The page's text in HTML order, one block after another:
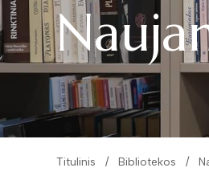
Titulinis Bibliotekos